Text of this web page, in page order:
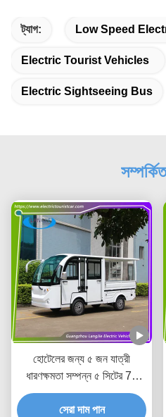
ট্যাগ: Low Speed
Electric Tourist Vehicles
Electric Sightseeing Bus
হোটেলের জন্য ৫ জন যাত্রী
ধারণক্ষমতা সম্পন্ন ৫ সিটের 70
কিমি রেঞ্জের বৈদ্যুতিক গাড়ি
সেরা দাম পান